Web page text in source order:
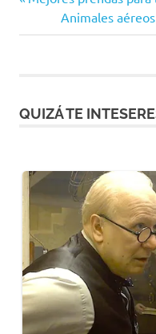
de
anterior:Siguiente
entrada:
Animales
QUIZÁ TE